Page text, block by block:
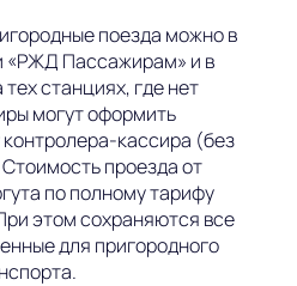
поезда можно в
«РЖД Пассажирам» и в
станциях, где нет
могут оформить
кассира (без
проезда от
по полному тарифу
этом сохраняются все
для пригородного